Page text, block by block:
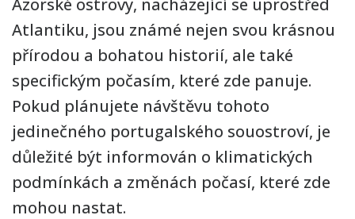
Azorské ostrovy, nacházející se uprostřed
Atlantiku, jsou známé nejen svou krásnou
přírodou a bohatou historií, ale také
specifickým počasím, které zde panuje.
Pokud plánujete návštěvu tohoto
jedinečného portugalského souostroví, je
důležité být informován o klimatických
podmínkách a změnách počasí, které zde
mohou nastat.